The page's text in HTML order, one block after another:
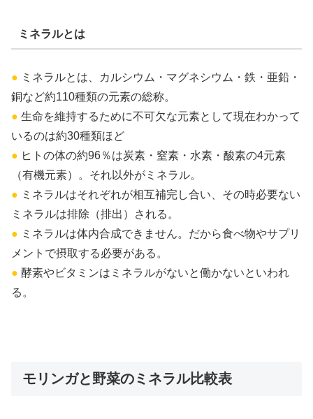
ミネラルとは
● ミネラルとは、カルシウム・マグネシウム・鉄・亜鉛・
銅など約110種類の元素の総称。
● 生命を維持するために不可欠な元素として現在わかって
いるのは約30種類ほど
● ヒトの体の約96％は炭素・窒素・水素・酸素の4元素
（有機元素）。それ以外がミネラル。
● ミネラルはそれぞれが相互補完し合い、その時必要ない
ミネラルは排除（排出）される。
● ミネラルは体内合成できません。だから食べ物やサプリ
メントで摂取する必要がある。
● 酵素やビタミンはミネラルがないと働かないといわれ
る。
モリンガと野菜のミネラル比較表